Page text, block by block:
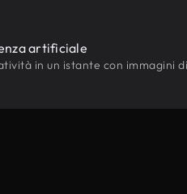
artificiale
in un istante con immagini